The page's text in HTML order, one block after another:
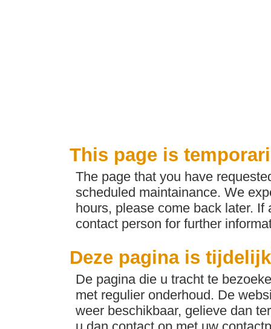
This page is
The page that you have
scheduled maintainance. We
hours, please come back later.
contact person for further
Deze pagina is
De pagina die u tracht te
met regulier onderhoud. De
weer beschikbaar, gelieve dan